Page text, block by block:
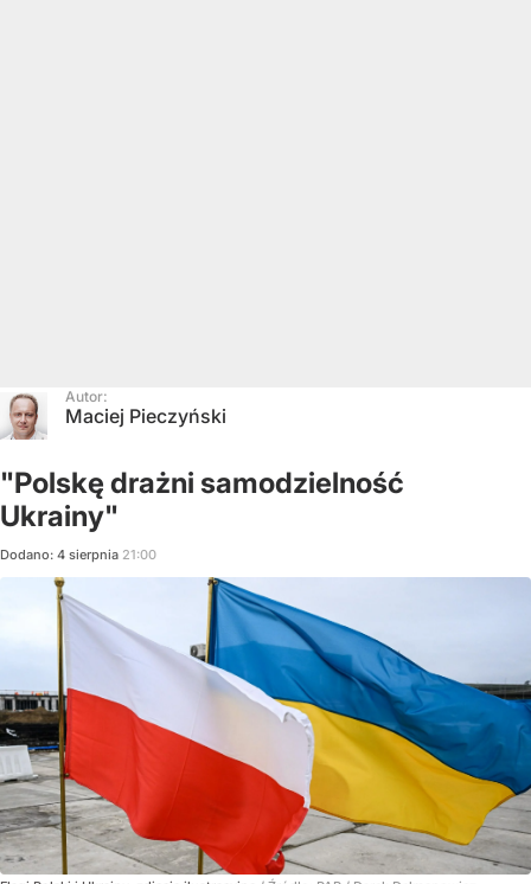
Autor:
Maciej Pieczyński
"Polskę drażni samodzielność
Ukrainy"
Dodano: 4 sierpnia 21:00